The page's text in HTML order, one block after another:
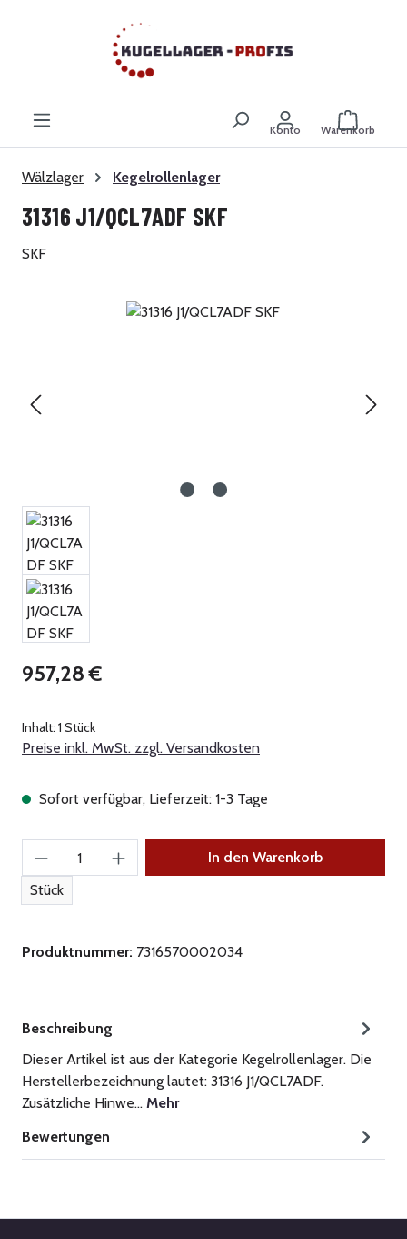
Zum Hauptinhalt springen
Konto Warenkorb
Wälzlager Kegelrollenlager
31316 J1/QCL7ADF SKF
SKF
Bildergalerie überspringen
Regulärer Preis:
957,28 €
Inhalt: 1 Stück
Preise inkl. MwSt. zzgl. Versandkosten
Sofort verfügbar, Lieferzeit: 1-3 Tage
Produkt Anzahl: Gib den gewünschten Wert
Stück
In den Warenkorb
Produktnummer: 7316570002034
Beschreibung
Dieser Artikel ist aus der Kategorie Kegelrollenlager. Die
Herstellerbezeichnung lautet: 31316 J1/QCL7ADF.
Zusätzliche Hinwe… Mehr
Bewertungen